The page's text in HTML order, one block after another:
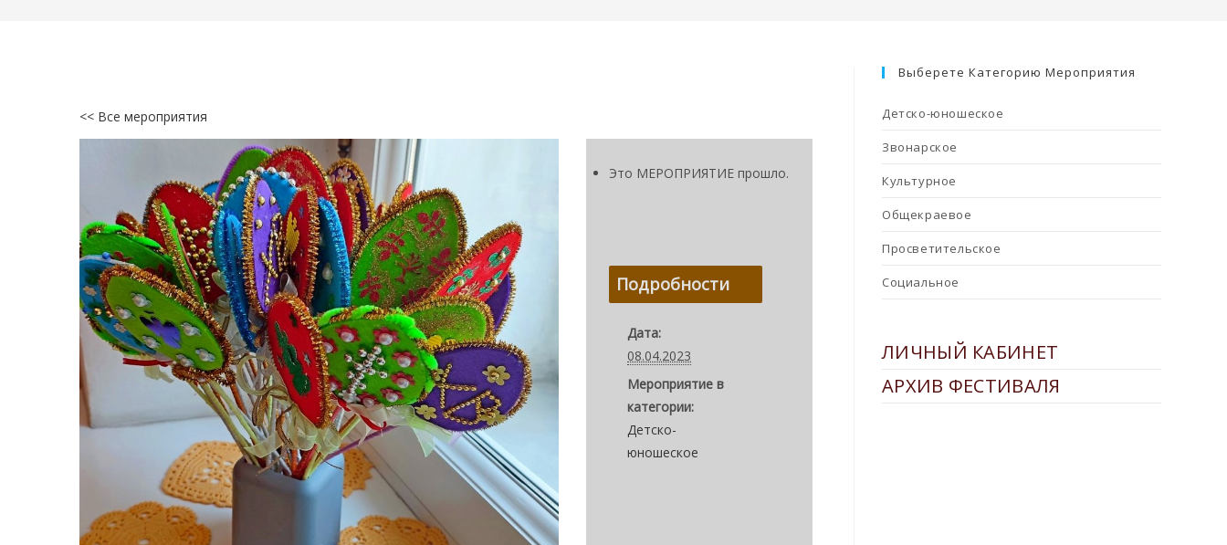
<< Все мероприятия
Это МЕРОПРИЯТИЕ прошло.
Подробности
Дата:
08.04.2023
Мероприятие в
категории:
Детско-
юношеское
Выберете Категорию Мероприятия
Детско-юношеское
Звонарское
Культурное
Общекраевое
Просветительское
Социальное
ЛИЧНЫЙ КАБИНЕТ
АРХИВ ФЕСТИВАЛЯ